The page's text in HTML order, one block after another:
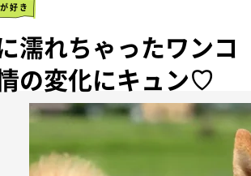
好き
濡れちゃったワン
の変化にキュン♡